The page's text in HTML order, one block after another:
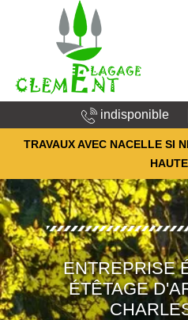
indisponible
TRAVAUX AVEC NACELLE SI
ENTREPRISE
ÉTÊTAGE